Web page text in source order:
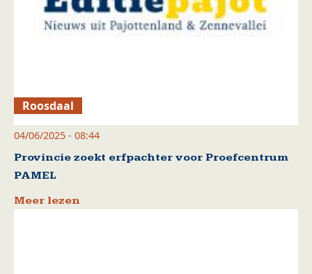
Roosdaal
04/06/2025 - 08:44
Provincie zoekt erfpachter voor Proefcentrum
PAMEL
Meer lezen